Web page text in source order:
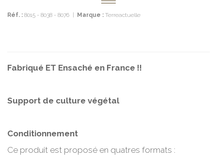
Réf. : 8015 - 8038 - 8076 Marque : Terreactuelle
Fabriqué ET Ensaché en France !!
Support de culture végétal
Conditionnement
Ce produit est proposé en quatres formats :